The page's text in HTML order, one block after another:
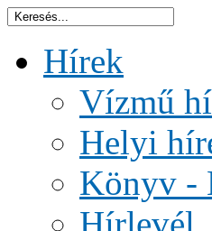
Hírek
Vízmű
Helyi
Könyv -